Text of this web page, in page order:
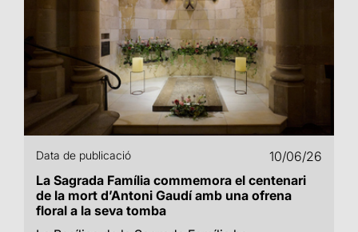
Data de publicació
10/06/26
La Sagrada Família commemora el centenari
de la mort d’Antoni Gaudí amb una ofrena
floral a la seva tomba